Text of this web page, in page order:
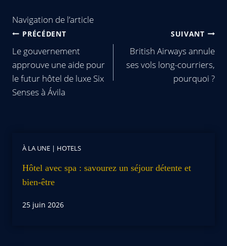
Navigation de l’article
PRÉCÉDENT
Le gouvernement
approuve une aide pour
le futur hôtel de luxe Six
Senses à Ávila
SUIVANT
British Airways annule
ses vols long-courriers,
pourquoi ?
À LA UNE | HOTELS
Hôtel avec spa : savourez un séjour détente et
bien-être
25 juin 2026